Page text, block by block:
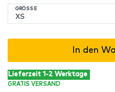
GRÖSSE
In den
Lieferzeit 1-2 Werktage
GRATIS VERSAND